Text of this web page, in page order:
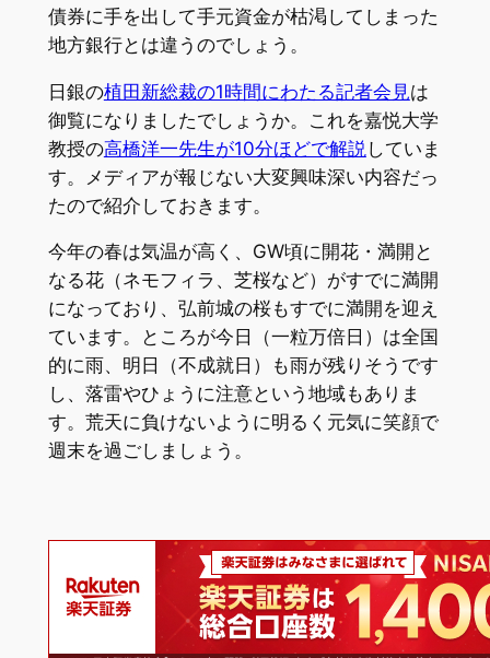
債券に手を出して手元資金が枯渇してしまった
地方銀行とは違うのでしょう。
日銀の植田新総裁の1時間にわたる記者会見は
御覧になりましたでしょうか。これを嘉悦大学
教授の高橋洋一先生が10分ほどで解説 していま
す。メディアが報じない大変興味深い内容だっ
たので紹介しておきます。
今年の春は気温が高く、GW頃に開花・満開と
なる花（ネモフィラ、芝桜など）がすでに満開
になっており、弘前城の桜もすでに満開を迎え
ています。ところが今日（一粒万倍日）は全国
的に雨、明日（不成就日）も雨が残りそうです
し、落雷やひょうに注意という地域もありま
す。荒天に負けないように明るく元気に笑顔で
週末を過ごしましょう。